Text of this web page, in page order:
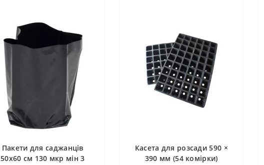
Пакети для саджанців
50х60 см 130 мкр мін 3
Касета для розсади 590 ×
390 мм (54 комірки)